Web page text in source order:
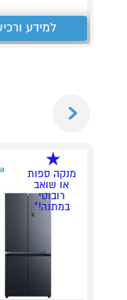
למידע
מנקה ספות
או שואב
רובוטי
במתנה!*